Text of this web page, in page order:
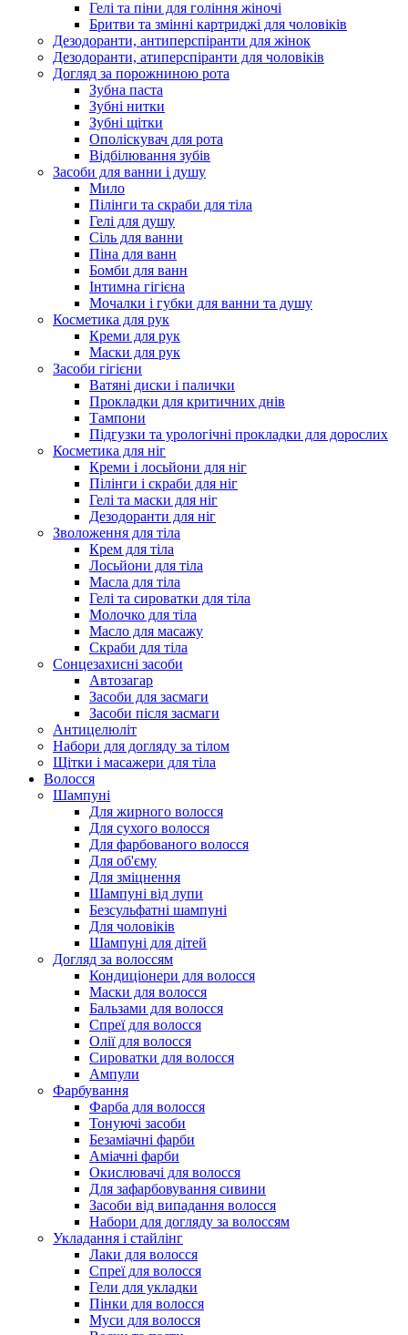
Гелі та піни для гоління жіночі
Бритви та змінні картриджі для чоловіків
Дезодоранти, антиперспіранти для жінок
Дезодоранти, атиперспіранти для чоловіків
Догляд за порожниною рота
Зубна паста
Зубні нитки
Зубні щітки
Ополіскувач для рота
Відбілювання зубів
Засоби для ванни і душу
Мило
Пілінги та скраби для тіла
Гелі для душу
Сіль для ванни
Піна для ванн
Бомби для ванн
Інтимна гігієна
Мочалки і губки для ванни та душу
Косметика для рук
Креми для рук
Маски для рук
Засоби гігієни
Ватяні диски і палички
Прокладки для критичних днів
Тампони
Підгузки та урологічні прокладки для дорослих
Косметика для ніг
Креми і лосьйони для ніг
Пілінги і скраби для ніг
Гелі та маски для ніг
Дезодоранти для ніг
Зволоження для тіла
Крем для тіла
Лосьйони для тіла
Масла для тіла
Гелі та сироватки для тіла
Молочко для тіла
Масло для масажу
Скраби для тіла
Сонцезахисні засоби
Автозагар
Засоби для засмаги
Засоби після засмаги
Антицелюліт
Набори для догляду за тілом
Щітки і масажери для тіла
Волосся
Шампуні
Для жирного волосся
Для сухого волосся
Для фарбованого волосся
Для об'єму
Для зміцнення
Шампуні від лупи
Безсульфатні шампуні
Для чоловіків
Шампуні для дітей
Догляд за волоссям
Кондиціонери для волосся
Маски для волосся
Бальзами для волосся
Спреї для волосся
Олії для волосся
Сироватки для волосся
Ампули
Фарбування
Фарба для волосся
Тонуючі засоби
Безаміачні фарби
Аміачні фарби
Окислювачі для волосся
Для зафарбовування сивини
Засоби від випадання волосся
Набори для догляду за волоссям
Укладання і стайлінг
Лаки для волосся
Спреї для волосся
Гели для укладки
Пінки для волосся
Муси для волосся